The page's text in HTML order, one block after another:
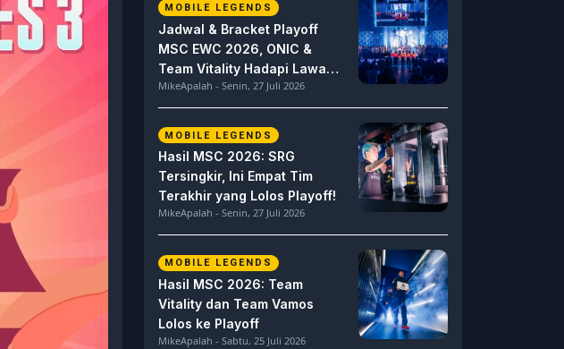
MOBILE LEGENDS
Jadwal & Bracket Playoff
MSC EWC 2026, ONIC &
Team Vitality Hadapi Lawan
Berat
MikeApalah - Senin, 27 Juli 2026
MOBILE LEGENDS
Hasil MSC 2026: SRG
Tersingkir, Ini Empat Tim
Terakhir yang Lolos Playoff!
MikeApalah - Senin, 27 Juli 2026
MOBILE LEGENDS
Hasil MSC 2026: Team
Vitality dan Team Vamos
Lolos ke Playoff
MikeApalah - Sabtu, 25 Juli 2026